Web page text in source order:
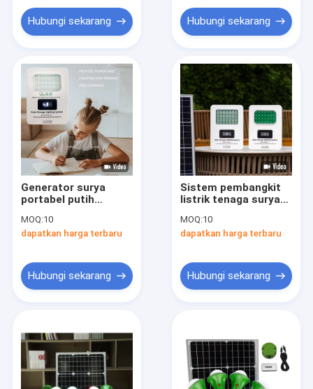
Produk
Video
Hubungi sekarang Hubungi sekarang
Generator surya
portabel putih
output
5V/9V/12V/220V - 1
MOQ:10
dapatkan harga terbaru
Hubungi sekarang
Sistem pembangkit
listrik tenaga surya
dengan kapasitas
baterai 12V 12.5AH
MOQ:10
dapatkan harga terbaru
Hubungi sekarang